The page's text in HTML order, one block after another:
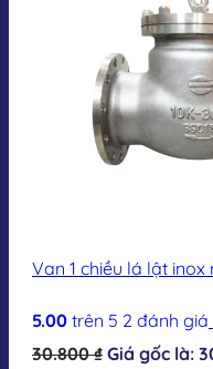
Van 1 chiều lá lật
5.00 trên 5 2 đánh giá
30.800₫ Giá gốc là: